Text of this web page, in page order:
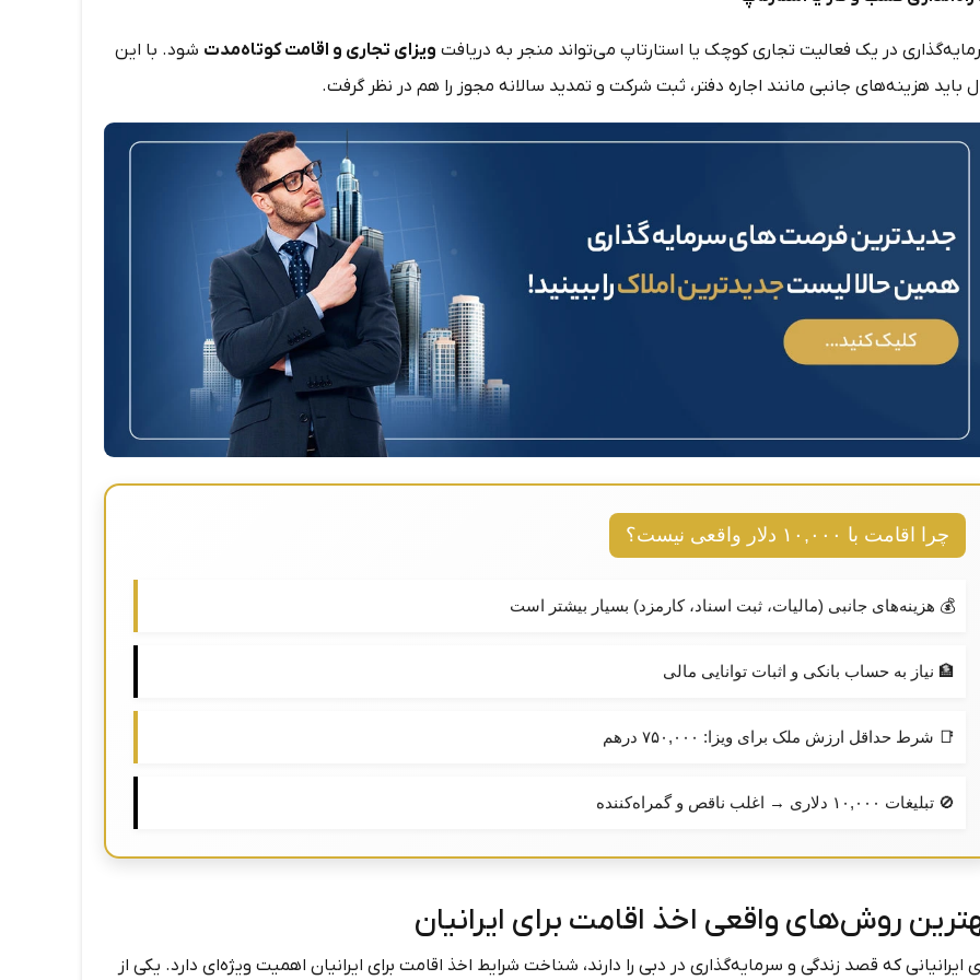
در یک فعالیت تجاری کوچک یا استارتاپ می‌تواند منجر به دریافت ویزای تجاری و اقامت کوتاه‌مدت شود. با این
باید هزینه‌های جانبی مانند اجاره دفتر، ثبت شرکت و تمدید سالانه مجوز را هم در نظر گرفت.
چرا اقامت با ۱۰,۰۰۰ دلار واقعی نیست؟
💰 هزینه‌های جانبی (مالیات، ثبت اسناد، کارمزد) بسیار بیشتر است
🏦 نیاز به حساب بانکی و اثبات توانایی مالی
📑 شرط حداقل ارزش ملک برای ویزا: ۷۵۰,۰۰۰ درهم
🚫 تبلیغات ۱۰,۰۰۰ دلاری → اغلب ناقص و گمراه‌کننده
روش‌های واقعی اخذ اقامت برای ایرانیان
ایرانیانی که قصد زندگی و سرمایه‌گذاری در دبی را دارند، شناخت شرایط اخذ اقامت برای ایرانیان اهمیت ویژه‌ای دارد. یکی از